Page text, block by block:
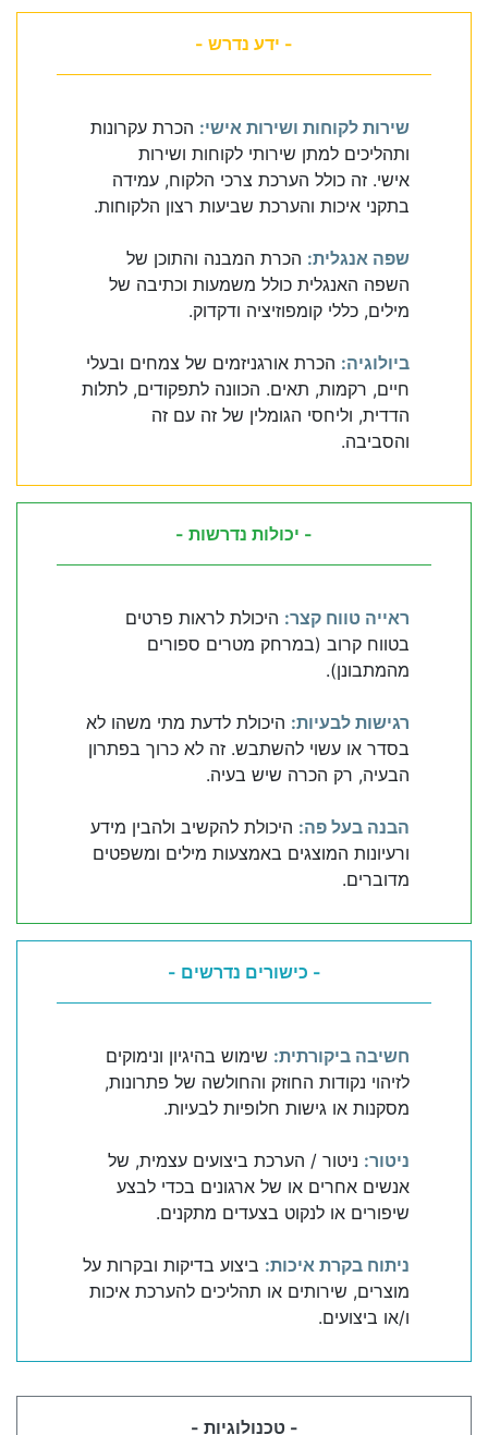
- ידע נדרש -
שירות לקוחות ושירות אישי: הכרת עקרונות
ותהליכים למתן שירותי לקוחות ושירות
אישי. זה כולל הערכת צרכי הלקוח, עמידה
בתקני איכות והערכת שביעות רצון הלקוחות.
שפה אנגלית: הכרת המבנה והתוכן של
השפה האנגלית כולל משמעות וכתיבה של
מילים, כללי קומפוזיציה ודקדוק.
ביולוגיה: הכרת אורגניזמים של צמחים ובעלי
חיים, רקמות, תאים. הכוונה לתפקודים, לתלות
הדדית, וליחסי הגומלין של זה עם זה
והסביבה.
- יכולות נדרשות -
ראייה טווח קצר: היכולת לראות פרטים
בטווח קרוב (במרחק מטרים ספורים
מהמתבונן).
רגישות לבעיות: היכולת לדעת מתי משהו לא
בסדר או עשוי להשתבש. זה לא כרוך בפתרון
הבעיה, רק הכרה שיש בעיה.
הבנה בעל פה: היכולת להקשיב ולהבין מידע
ורעיונות המוצגים באמצעות מילים ומשפטים
מדוברים.
- כישורים נדרשים -
חשיבה ביקורתית: שימוש בהיגיון ונימוקים
לזיהוי נקודות החוזק והחולשה של פתרונות,
מסקנות או גישות חלופיות לבעיות.
ניטור: ניטור / הערכת ביצועים עצמית, של
אנשים אחרים או של ארגונים בכדי לבצע
שיפורים או לנקוט בצעדים מתקנים.
ניתוח בקרת איכות: ביצוע בדיקות ובקרות על
מוצרים, שירותים או תהליכים להערכת איכות
ו/או ביצועים.
- טכנולוגיות -